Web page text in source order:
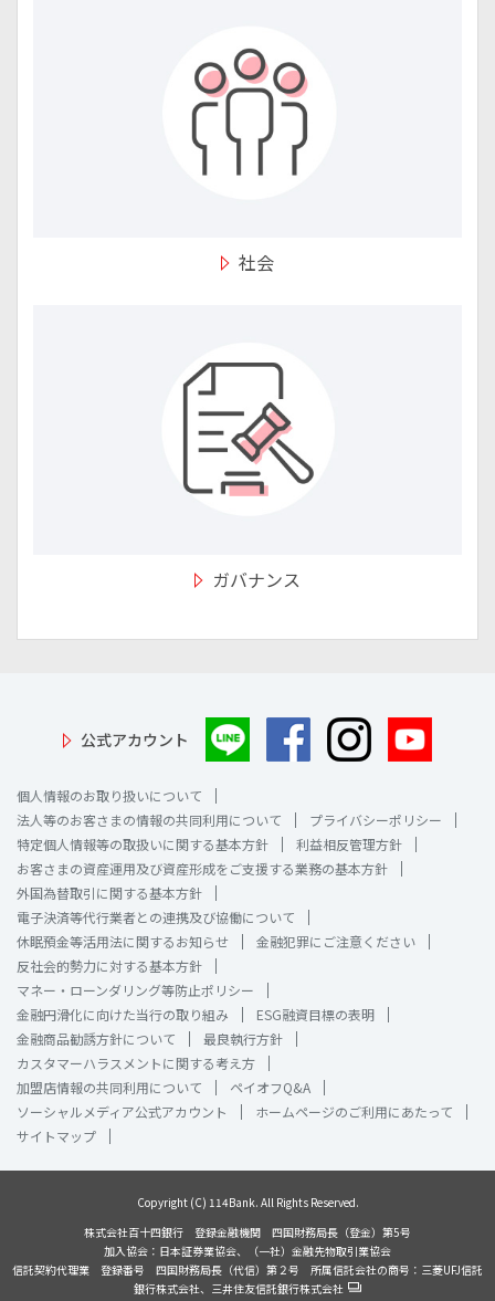
社会
ガバナンス
公式アカウント
個人情報のお取り扱いについて
法人等のお客さまの情報の共同利用について
プライバシーポリシー
特定個人情報等の取扱いに関する基本方針
利益相反管理方針
お客さまの資産運用及び資産形成をご支援する業務の基本方針
外国為替取引に関する基本方針
電子決済等代行業者との連携及び協働について
休眠預金等活用法に関するお知らせ
金融犯罪にご注意ください
反社会的勢力に対する基本方針
マネー・ローンダリング等防止ポリシー
金融円滑化に向けた当行の取り組み
ESG融資目標の表明
金融商品勧誘方針について
最良執行方針
カスタマーハラスメントに関する考え方
加盟店情報の共同利用について
ペイオフQ&A
ソーシャルメディア公式アカウント
ホームページのご利用にあたって
サイトマップ
Copyright (C) 114Bank. All Rights Reserved.
株式会社百十四銀行 登録金融機関 四国財務局長（登金）第5号
加入協会：日本証券業協会、（一社）金融先物取引業協会
信託契約代理業 登録番号 四国財務局長（代信）第２号 所属信託会社の商号：三菱UFJ信託
銀行株式会社、三井住友信託銀行株式会社